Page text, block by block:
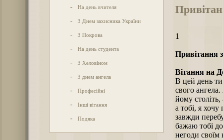
- На день вчителя
- З Днем захисника України
- З Покрова
- На день студента
- З Хеловіном
- З днем ангела
- Професійні
- Інші вітання
- Подяка
1
Привітання
Вітання на
В цей день
свого
йому
а тобі, я
завжди
бажаю тобі
негоди